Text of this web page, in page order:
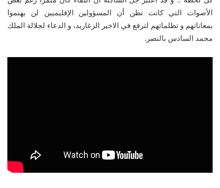
الأصوات التي كانت تظن أن المسؤولين الإقليميين لن يهتموا
بمعاناتهم و تظلماتهم لترفع في الاخير الزغاريد، و الدعاء لجلالة الملك
محمد السادس بالنصر.